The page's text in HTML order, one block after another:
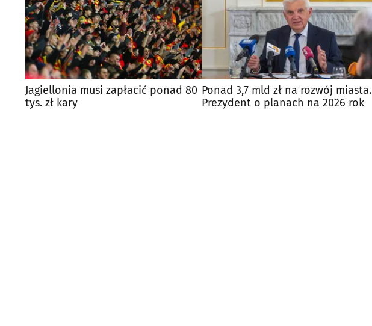
Jagiellonia musi zapłacić ponad 80
tys. zł kary
Ponad 3,7 mld zł na rozwój miasta.
Prezydent o planach na 2026 rok